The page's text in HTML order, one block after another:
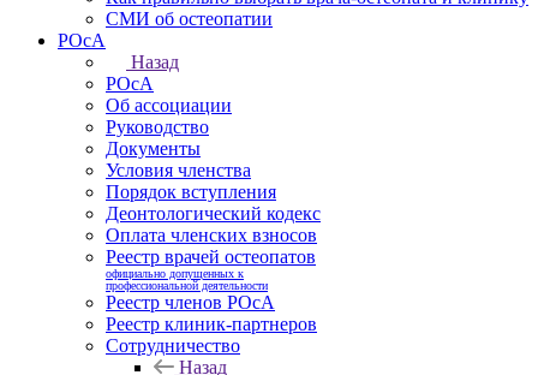
СМИ об остеопатии
РОсА
Назад
РОсА
Об ассоциации
Руководство
Документы
Условия членства
Порядок вступления
Деонтологический кодекс
Оплата членских взносов
Реестр врачей остеопатов
официально допущенных к
профессиональной деятельности
Реестр членов РОсА
Реестр клиник-партнеров
Сотрудничество
Назад